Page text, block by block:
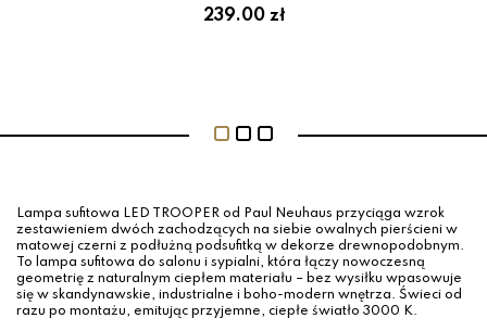
239.00 zł
Lampa sufitowa LED TROOPER od Paul Neuhaus przyciąga wzrok
zestawieniem dwóch zachodzących na siebie owalnych pierścieni w
matowej czerni z podłużną podsufitką w dekorze drewnopodobnym.
To lampa sufitowa do salonu i sypialni, która łączy nowoczesną
geometrię z naturalnym ciepłem materiału – bez wysiłku wpasowuje
się w skandynawskie, industrialne i boho-modern wnętrza. Świeci od
razu po montażu, emitując przyjemne, ciepłe światło 3000 K.